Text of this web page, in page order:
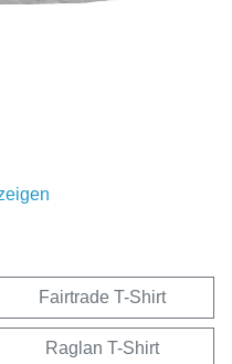
Fairtrade T-Shirt
Raglan T-Shirt